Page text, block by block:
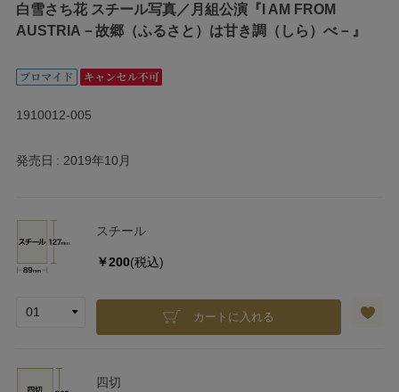
白雪さち花 スチール写真／月組公演『I AM FROM
AUSTRIA－故郷（ふるさと）は甘き調（しら）べ－』
1910012-005
発売日 2019年10月
スチール
￥200(税込)
カートに入れる
四切